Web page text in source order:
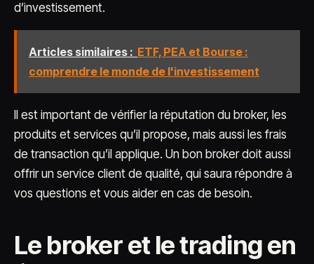
d’investissement.
Articles similaires : ETF, PEA et Bourse :
comprendre le monde de l'investissement
Il est important de vérifier la réputation du broker, les
produits et services qu’il propose, mais aussi les frais
de transaction qu’il applique. Un bon broker doit aussi
offrir un service client de qualité, qui saura répondre à
vos questions et vous aider en cas de besoin.
Le broker et le trading en